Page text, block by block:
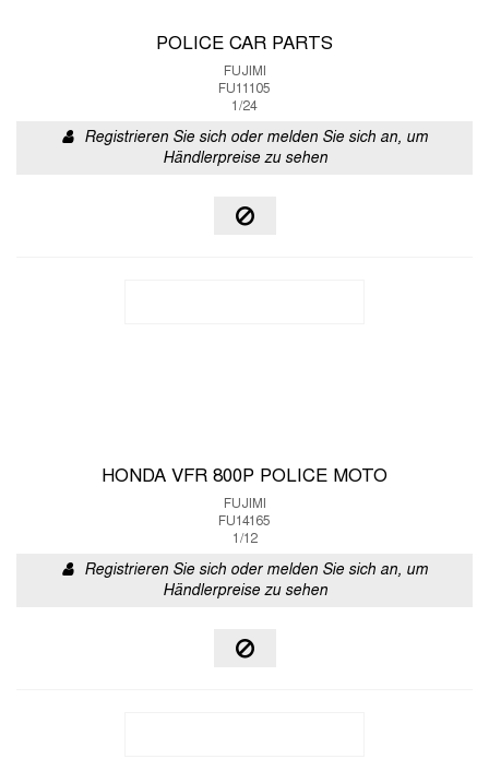
POLICE CAR PARTS
FUJIMI
FU11105
1/24
Registrieren Sie sich oder melden Sie sich an, um
Händlerpreise zu sehen
HONDA VFR 800P POLICE MOTO
FUJIMI
FU14165
1/12
Registrieren Sie sich oder melden Sie sich an, um
Händlerpreise zu sehen